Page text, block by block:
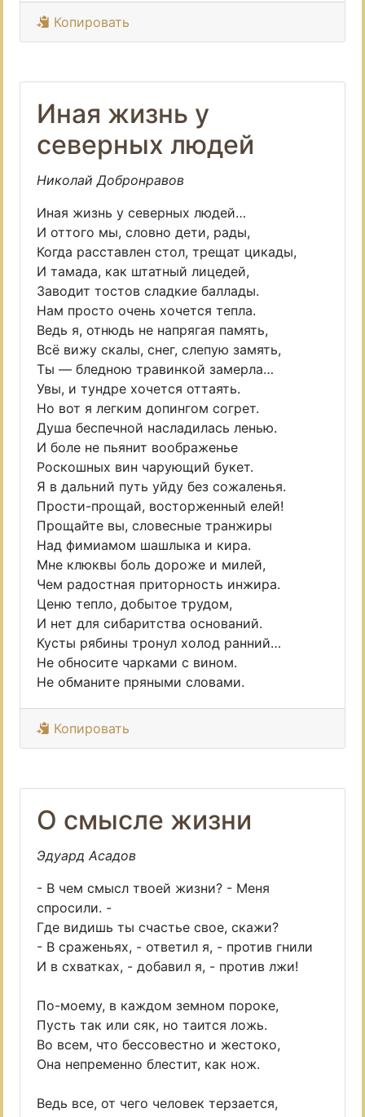
Копировать
Иная жизнь у
северных людей
Николай Добронравов
Иная жизнь у северных людей…
И оттого мы, словно дети, рады,
Когда расставлен стол, трещат цикады,
И тамада, как штатный лицедей,
Заводит тостов сладкие баллады.
Нам просто очень хочется тепла.
Ведь я, отнюдь не напрягая память,
Всё вижу скалы, снег, слепую замять,
Ты — бледною травинкой замерла…
Увы, и тундре хочется оттаять.
Но вот я легким допингом согрет.
Душа беспечной насладилась ленью.
И боле не пьянит воображенье
Роскошных вин чарующий букет.
Я в дальний путь уйду без сожаленья.
Прости-прощай, восторженный елей!
Прощайте вы, словесные транжиры
Над фимиамом шашлыка и кира.
Мне клюквы боль дороже и милей,
Чем радостная приторность инжира.
Ценю тепло, добытое трудом,
И нет для сибаритства оснований.
Кусты рябины тронул холод ранний…
Не обносите чарками с вином.
Не обманите пряными словами.
Копировать
О смысле жизни
Эдуард Асадов
- В чем смысл твоей жизни? - Меня
спросили. -
Где видишь ты счастье свое, скажи?
- В сраженьях, - ответил я, - против гнили
И в схватках, - добавил я, - против лжи!
По-моему, в каждом земном пороке,
Пусть так или сяк, но таится ложь.
Во всем, что бессовестно и жестоко,
Она непременно блестит, как нож.
Ведь все, от чего человек терзается,